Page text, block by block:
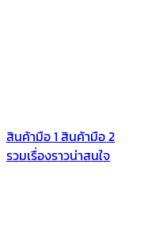
สินค้ามือ 1 สินค้ามือ 2
รวมเรื่องราวน่าสนใจ